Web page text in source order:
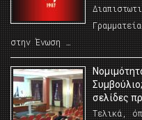
στην Ένωση …
σελίδες
Τελικά,